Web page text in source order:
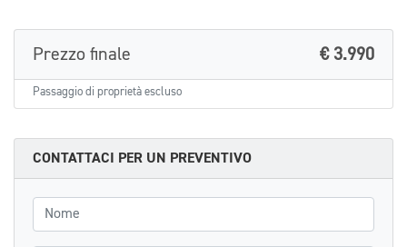
Prezzo finale € 3.990
Passaggio di proprietà escluso
CONTATTACI PER UN PREVENTIVO
Nome